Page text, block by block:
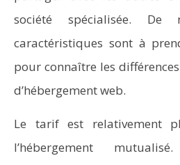
société spécialisée. De
caractéristiques sont à
pour connaître les
d’hébergement web.
Le tarif est relativement
l’hébergement